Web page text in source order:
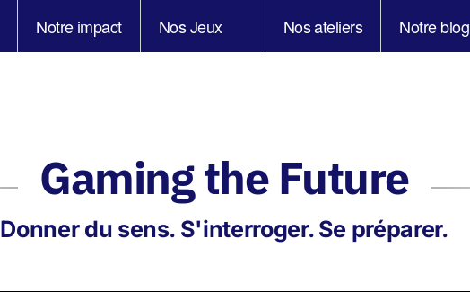
Notre impact Nos Jeux Nos ateliers Notre blog
Gaming the Future
Donner du sens. S'interroger. Se préparer.